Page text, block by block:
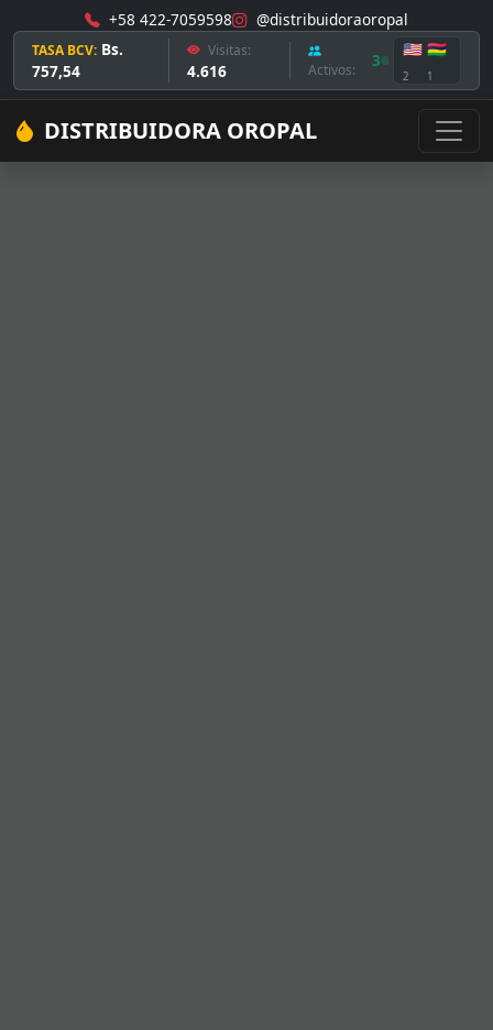
+58 422-7059598 @distribuidoraoropal
TASA BCV: Bs.
757,54
Visitas:
4.616 Activos: 3
🇺🇸
2
🇲🇺
1
DISTRIBUIDORA OROPAL